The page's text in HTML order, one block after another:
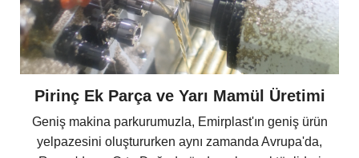
Pirinç Ek Parça ve Yarı Mamül Üretimi
Geniş makina parkurumuzla, Emirplast'ın geniş ürün
yelpazesini oluştururken aynı zamanda Avrupa'da,